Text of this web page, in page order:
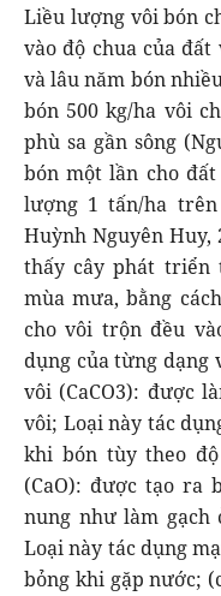
Liều lượng vôi bón
vào độ chua của
và lâu năm bón
bón 500 kg/ha vôi
phù sa gần sông
bón một lần cho
lượng 1 tấn/ha
Huỳnh Nguyên Huy,
thấy cây phát triển
mùa mưa, bằng
cho vôi trộn đều
dụng của từng dạng
vôi (CaCO3): được
vôi; Loại này tác
khi bón tùy theo
(CaO): được tạo ra
nung như làm gạch
Loại này tác dụng
bỏng khi gặp nước;